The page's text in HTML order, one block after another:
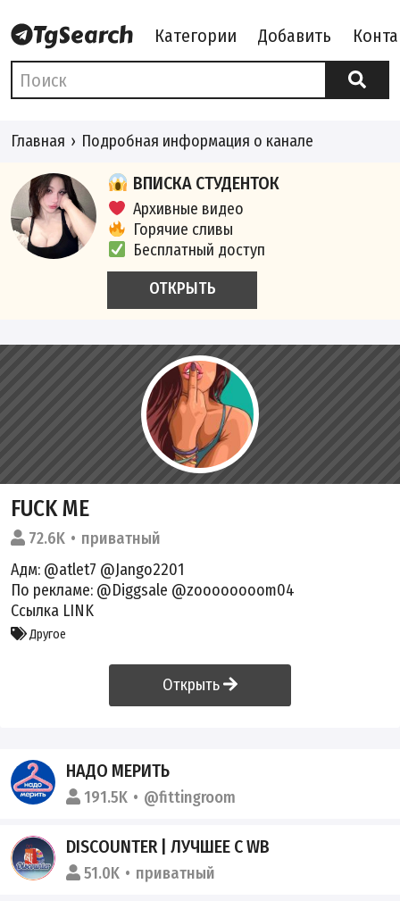
Категории Добавить
Главная Подробная информация о канале
ВПИСКА СТУДЕНТОК
Архивные видео
Горячие сливы
Бесплатный доступ
ОТКРЫТЬ
FUCK ME
72.6K
приватный
Адм: @atlet7 @Jango2201
По peклaме: @Diggsale @zoooooooom04
Ссылка LINK
Другое
Открыть
НАДО МЕРИТЬ
191.5K @fittingroom
DISCOUNTER | ЛУЧШЕЕ С WB
51.0K приватный